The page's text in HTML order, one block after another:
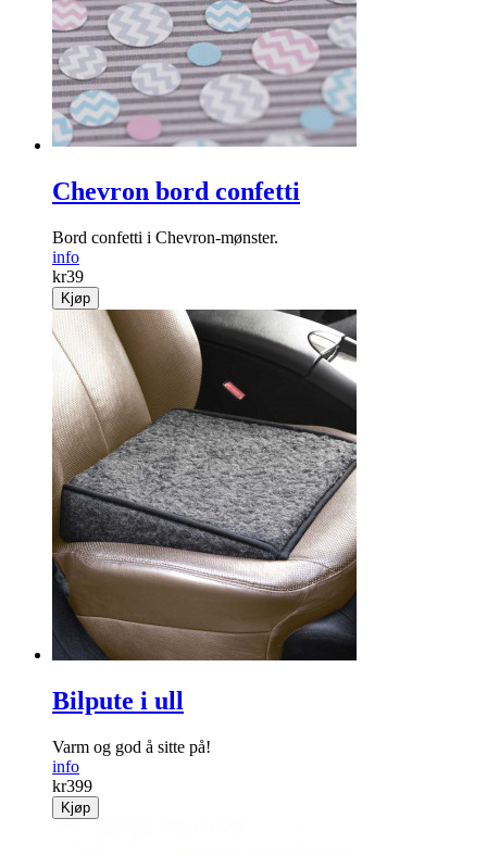
Chevron bord confetti
Bord confetti i Chevron-mønster.
info
kr39
Kjøp
Bilpute i ull
Varm og god å sitte på!
info
kr399
Kjøp